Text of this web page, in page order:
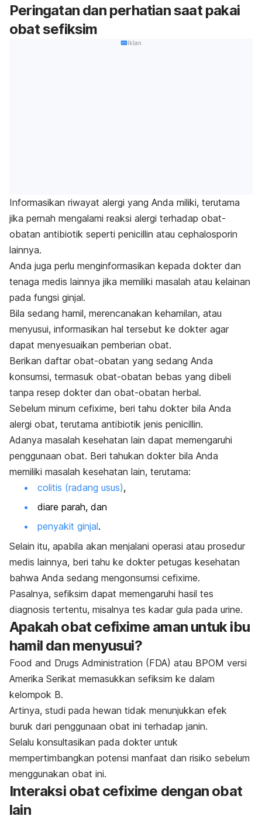
Peringatan dan perhatian saat pakai
obat sefiksim
Iklan
Informasikan riwayat alergi yang Anda miliki, terutama
jika pernah mengalami reaksi alergi terhadap obat-
obatan antibiotik seperti penicillin atau cephalosporin
lainnya.
Anda juga perlu menginformasikan kepada dokter dan
tenaga medis lainnya jika memiliki masalah atau kelainan
pada fungsi ginjal.
Bila sedang hamil, merencanakan kehamilan, atau
menyusui, informasikan hal tersebut ke dokter agar
dapat menyesuaikan pemberian obat.
Berikan daftar obat-obatan yang sedang Anda
konsumsi, termasuk obat-obatan bebas yang dibeli
tanpa resep dokter dan obat-obatan herbal.
Sebelum minum cefixime, beri tahu dokter bila Anda
alergi obat, terutama antibiotik jenis penicillin.
Adanya masalah kesehatan lain dapat memengaruhi
penggunaan obat. Beri tahukan dokter bila Anda
memiliki masalah kesehatan lain, terutama:
colitis (radang usus),
diare parah, dan
penyakit ginjal.
Selain itu, apabila akan menjalani operasi atau prosedur
medis lainnya, beri tahu ke dokter petugas kesehatan
bahwa Anda sedang mengonsumsi cefixime.
Pasalnya, sefiksim dapat memengaruhi hasil tes
diagnosis tertentu, misalnya tes kadar gula pada urine.
Apakah obat cefixime aman untuk ibu
hamil dan menyusui?
Food and Drugs Administration (FDA) atau BPOM versi
Amerika Serikat memasukkan sefiksim ke dalam
kelompok B.
Artinya, studi pada hewan tidak menunjukkan efek
buruk dari penggunaan obat ini terhadap janin.
Selalu konsultasikan pada dokter untuk
mempertimbangkan potensi manfaat dan risiko sebelum
menggunakan obat ini.
Interaksi obat cefixime dengan obat
lain